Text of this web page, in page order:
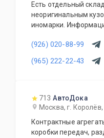
Есть отдельный
неоригинальным
иномарки.
области. Отправляем
транспортными
(926) 020-88-99
(965) 222-22-43
713 АвтоДока
Москва, г.
Контрактные
коробки передач,